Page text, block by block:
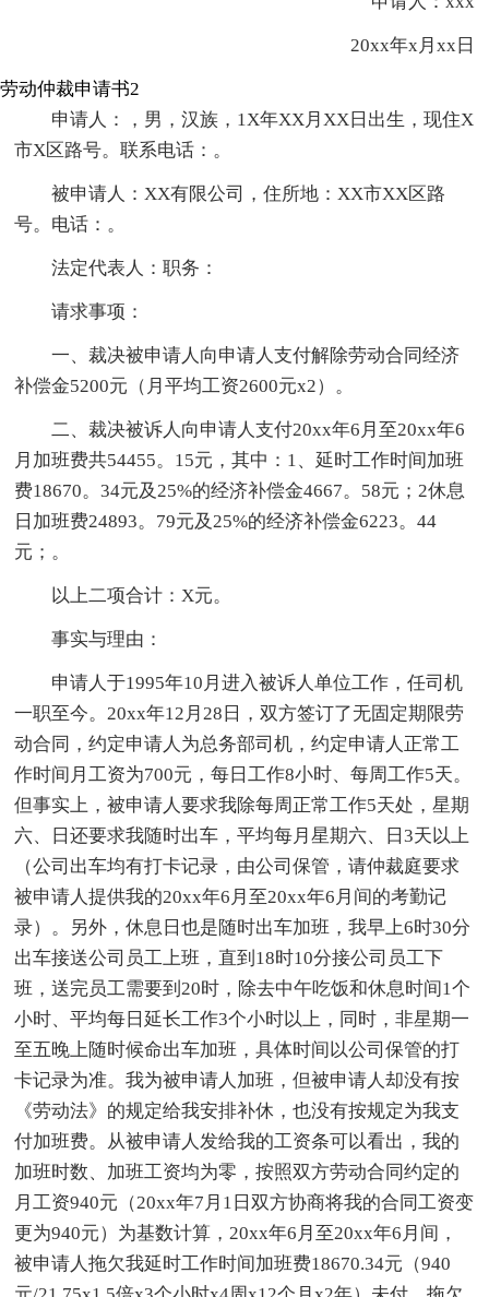
20xx年x月xx日
劳动仲裁申请书2
申请人：，男，汉族，1X年XX月XX日出生，现住X
市X区路号。联系电话：。
被申请人：XX有限公司，住所地：XX市XX区路
号。电话：。
法定代表人：职务：
请求事项：
一、裁决被申请人向申请人支付解除劳动合同经济
补偿金5200元（月平均工资2600元x2）。
二、裁决被诉人向申请人支付20xx年6月至20xx年6
月加班费共54455。15元，其中：1、延时工作时间加班
费18670。34元及25%的经济补偿金4667。58元；2休息
日加班费24893。79元及25%的经济补偿金6223。44
元；。
以上二项合计：X元。
事实与理由：
申请人于1995年10月进入被诉人单位工作，任司机
一职至今。20xx年12月28日，双方签订了无固定期限劳
动合同，约定申请人为总务部司机，约定申请人正常工
作时间月工资为700元，每日工作8小时、每周工作5天。
但事实上，被申请人要求我除每周正常工作5天处，星期
六、日还要求我随时出车，平均每月星期六、日3天以上
（公司出车均有打卡记录，由公司保管，请仲裁庭要求
被申请人提供我的20xx年6月至20xx年6月间的考勤记
录）。另外，休息日也是随时出车加班，我早上6时30分
出车接送公司员工上班，直到18时10分接公司员工下
班，送完员工需要到20时，除去中午吃饭和休息时间1个
小时、平均每日延长工作3个小时以上，同时，非星期一
至五晚上随时候命出车加班，具体时间以公司保管的打
卡记录为准。我为被申请人加班，但被申请人却没有按
《劳动法》的规定给我安排补休，也没有按规定为我支
付加班费。从被申请人发给我的工资条可以看出，我的
加班时数、加班工资均为零，按照双方劳动合同约定的
月工资940元（20xx年7月1日双方协商将我的合同工资变
更为940元）为基数计算，20xx年6月至20xx年6月间，
被申请人拖欠我延时工作时间加班费18670.34元（940